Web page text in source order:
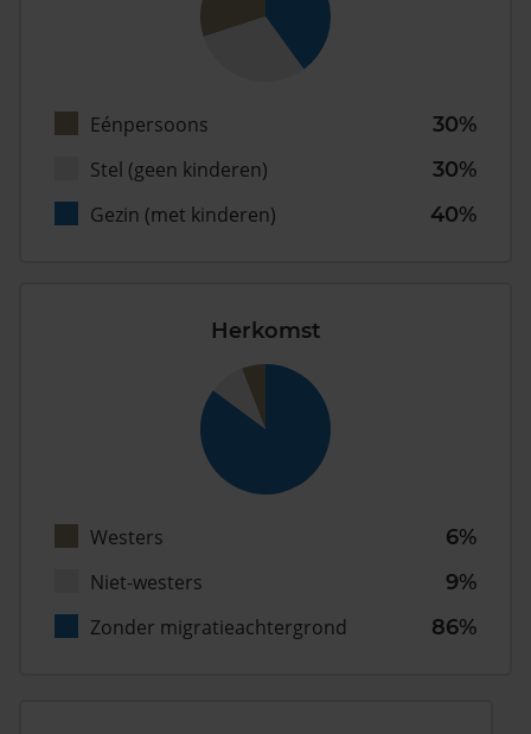
Eénpersoons
30%
Stel (geen kinderen)
30%
Gezin (met kinderen)
40%
Herkomst
Westers
6%
Niet-westers
9%
Zonder migratieachtergrond
86%